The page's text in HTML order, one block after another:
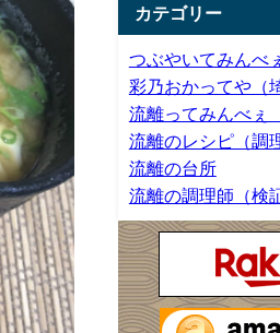
カテゴリー
つぶやいてみんべ
彩乃おかってや（
流離ってみんべぇ
流離のレシピ（調
流離の台所
流離の調理師（検